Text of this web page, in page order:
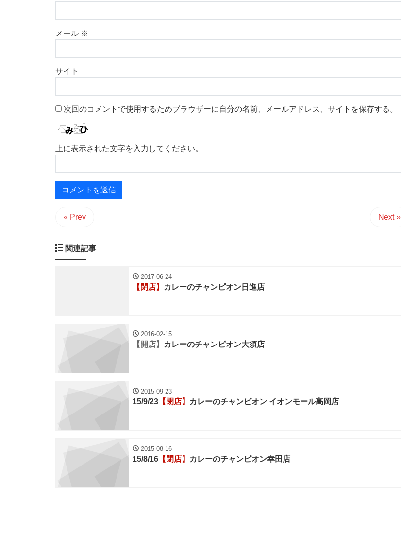
メール ※
サイト
次回のコメントで使用するためブラウザーに自分の名前、メールアドレス、サイトを保存する。
上に表示された文字を入力してください。
« Prev Next »
関連記事
2017-06-24
【閉店】 カレーのチャンピオン日進店
2016-02-15
【開店】 カレーのチャンピオン大須店
2015-09-23
15/9/23 【閉店】 カレーのチャンピオン イオンモール高岡店
2015-08-16
15/8/16 【閉店】 カレーのチャンピオン幸田店